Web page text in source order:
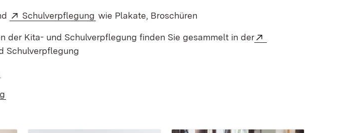
in neuem Fenster)
Extern:
Schulverpflegung (Öffnet in neuem Fenster)
wie Plakate, Broschüren
der Kita- und Schulverpflegung finden Sie gesammelt in der
Schulverpflegung